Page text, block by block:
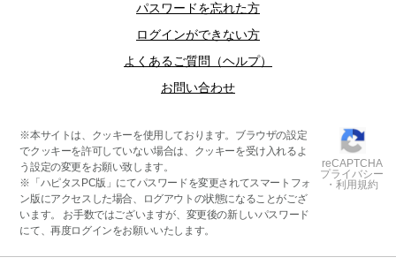
パスワードを忘れた方
ログインができない方
よくあるご質問（ヘルプ）
お問い合わせ
※本サイトは、クッキーを使用しております。ブラウザの設定
でクッキーを許可していない場合は、クッキーを受け入れるよ
う設定の変更をお願い致します。
※「ハピタスPC版」にてパスワードを変更されてスマートフォ
ン版にアクセスした場合、ログアウトの状態になることがござ
います。 お手数ではございますが、変更後の新しいパスワード
にて、再度ログインをお願いいたします。
reCAPTCHA
プライバシー
・利用規約